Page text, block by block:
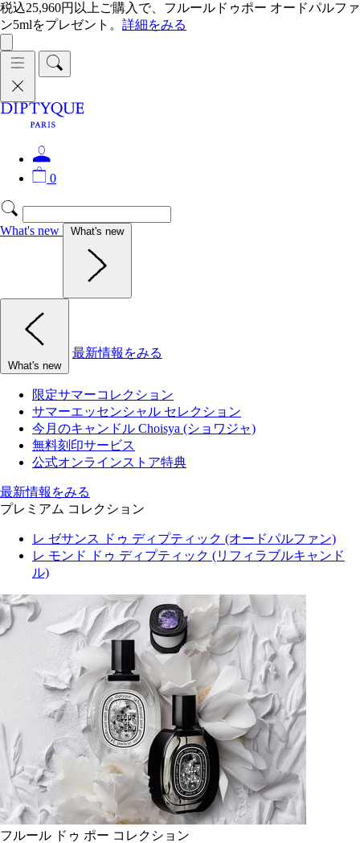
税込25,960円以上ご購入で、フルールドゥポー オードパルファ
ン5mlをプレゼント。 詳細をみる
0
What's new What's new
What's new
最新情報をみる
限定サマーコレクション
サマーエッセンシャル セレクション
今月のキャンドル Choisya (ショワジャ)
無料刻印サービス
公式オンラインストア特典
最新情報をみる
プレミアム コレクション
レ ゼサンス ドゥ ディプティック (オードパルファン)
レ モンド ドゥ ディプティック (リフィラブルキャンド
ル)
フルール ドゥ ポー コレクション